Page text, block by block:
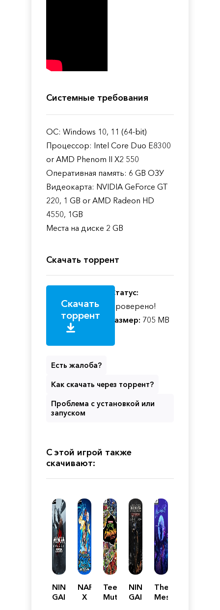
Системные требования
ОС: Windows 10, 11 (64-bit)
Процессор: Intel Core Duo E8300
or AMD Phenom II X2 550
Оперативная память: 6 GB ОЗУ
Видеокарта: NVIDIA GeForce GT
220, 1 GB or AMD Radeon HD
4550, 1GB
Места на диске 2 GB
Скачать торрент
Скачать
торрент
Статус:
Проверено!
Размер: 705 MB
Есть жалоба?
Как скачать через торрент?
Проблема с установкой или
запуском
С этой игрой также
скачивают:
NINJA
GAIDEN
NARUTO
X
Teenage
Mutant
NINJA
GAIDEN
The
Messenger